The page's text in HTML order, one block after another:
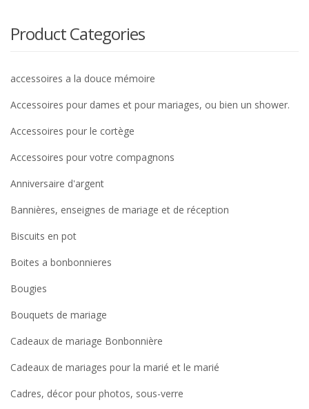
Product Categories
accessoires a la douce mémoire
Accessoires pour dames et pour mariages, ou bien un shower.
Accessoires pour le cortège
Accessoires pour votre compagnons
Anniversaire d'argent
Bannières, enseignes de mariage et de réception
Biscuits en pot
Boites a bonbonnieres
Bougies
Bouquets de mariage
Cadeaux de mariage Bonbonnière
Cadeaux de mariages pour la marié et le marié
Cadres, décor pour photos, sous-verre